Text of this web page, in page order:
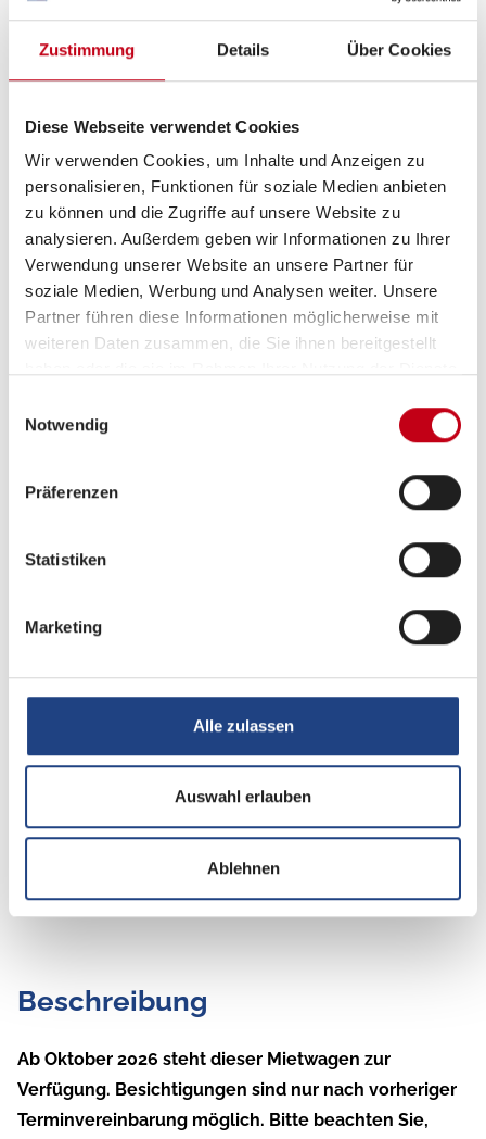
Zustimmung Details Über Cookies
Diese Webseite verwendet Cookies
Wir verwenden Cookies, um Inhalte und Anzeigen zu
personalisieren, Funktionen für soziale Medien anbieten
zu können und die Zugriffe auf unsere Website zu
analysieren. Außerdem geben wir Informationen zu Ihrer
Verwendung unserer Website an unsere Partner für
soziale Medien, Werbung und Analysen weiter. Unsere
Partner führen diese Informationen möglicherweise mit
weiteren Daten zusammen, die Sie ihnen bereitgestellt
Notwendig
Präferenzen
Statistiken
Marketing
Alle zulassen
Auswahl erlauben
Ablehnen
ab 6 Schlafplätze
Schlafplätze 6
Anzahl der Sitze mit
Gurt
6
Sitzgruppe Seitensitzgruppe
Infrastruktur WC
Betten
Tag
Beschreibung
Ab Oktober 2026 steht dieser Mietwagen zur
Verfügung. Besichtigungen sind nur nach vorheriger
Terminvereinbarung möglich. Bitte beachten Sie,